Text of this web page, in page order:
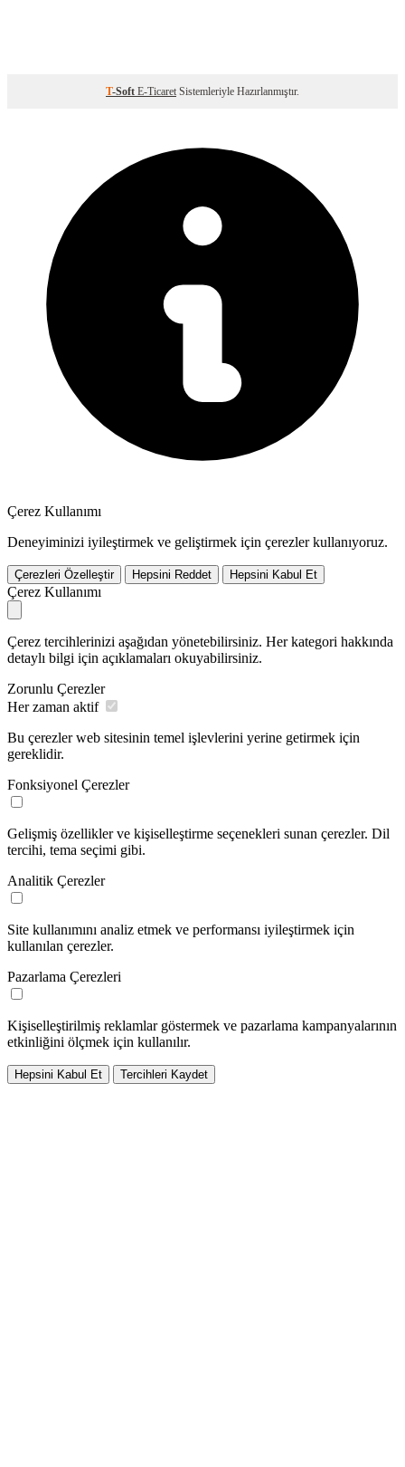
T-Soft E-Ticaret Sistemleriyle Hazırlanmıştır.
Çerez Kullanımı
Deneyiminizi iyileştirmek ve geliştirmek için çerezler kullanıyoruz.
Çerezleri Özelleştir Hepsini Reddet Hepsini Kabul Et
Çerez Kullanımı
Çerez tercihlerinizi aşağıdan yönetebilirsiniz. Her kategori hakkında
detaylı bilgi için açıklamaları okuyabilirsiniz.
Zorunlu Çerezler
Her zaman aktif
Bu çerezler web sitesinin temel işlevlerini yerine getirmek için
gereklidir.
Fonksiyonel Çerezler
Gelişmiş özellikler ve kişiselleştirme seçenekleri sunan çerezler. Dil
tercihi, tema seçimi gibi.
Analitik Çerezler
Site kullanımını analiz etmek ve performansı iyileştirmek için
kullanılan çerezler.
Pazarlama Çerezleri
Kişiselleştirilmiş reklamlar göstermek ve pazarlama kampanyalarının
etkinliğini ölçmek için kullanılır.
Hepsini Kabul Et Tercihleri Kaydet